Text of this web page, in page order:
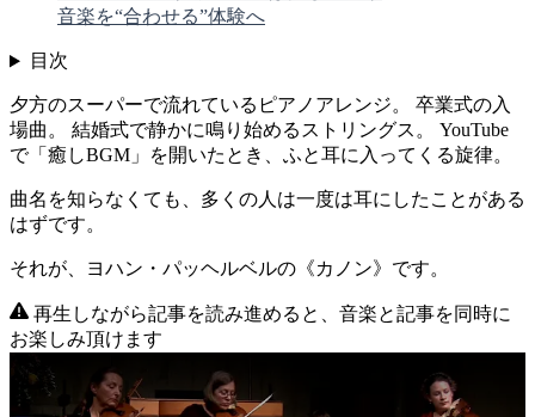
音楽を“合わせる”体験へ
目次
夕方のスーパーで流れているピアノアレンジ。 卒業式の入
場曲。 結婚式で静かに鳴り始めるストリングス。 YouTube
で「癒しBGM」を開いたとき、ふと耳に入ってくる旋律。
曲名を知らなくても、多くの人は一度は耳にしたことがある
はずです。
それが、ヨハン・パッヘルベルの《カノン》です。
再生しながら記事を読み進めると、音楽と記事を同時に
お楽しみ頂けます